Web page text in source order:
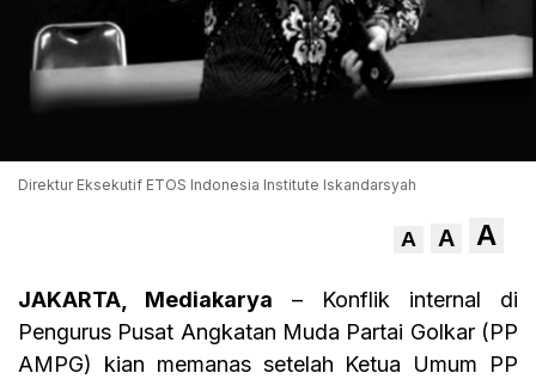
Direktur Eksekutif ETOS Indonesia Institute Iskandarsyah
A A A
JAKARTA, Mediakarya – Konflik internal di
Pengurus Pusat Angkatan Muda Partai Golkar (PP
AMPG) kian memanas setelah Ketua Umum PP